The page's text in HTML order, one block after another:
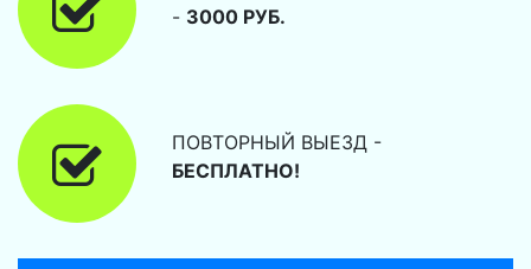
- 3000 РУБ.
ПОВТОРНЫЙ ВЫЕЗД -
БЕСПЛАТНО!